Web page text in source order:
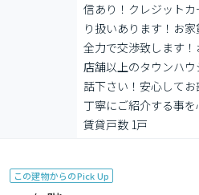
信あり！クレジット
り扱いあります！お
全力で交渉致します
店舗以上のタウンハ
話下さい！安心して
丁寧にご紹介する事
賃貸戸数 1戸
この建物からのPick Up